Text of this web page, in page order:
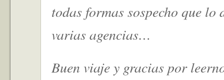
todas formas sospecho que lo
varias agencias…
Buen viaje y gracias por